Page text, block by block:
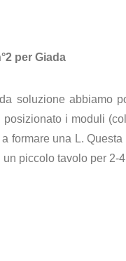
per Giada
soluzione abbiamo
posizionato i moduli
formare una L.
un piccolo tavolo per 2-